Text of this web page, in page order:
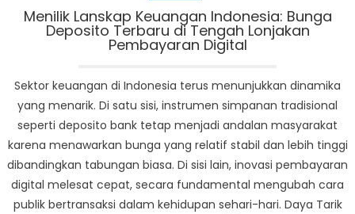
Menilik Lanskap Keuangan Indonesia: Bunga
Deposito Terbaru di Tengah Lonjakan
Pembayaran Digital
Sektor keuangan di Indonesia terus menunjukkan dinamika
yang menarik. Di satu sisi, instrumen simpanan tradisional
seperti deposito bank tetap menjadi andalan masyarakat
karena menawarkan bunga yang relatif stabil dan lebih tinggi
dibandingkan tabungan biasa. Di sisi lain, inovasi pembayaran
digital melesat cepat, secara fundamental mengubah cara
publik bertransaksi dalam kehidupan sehari-hari. Daya Tarik